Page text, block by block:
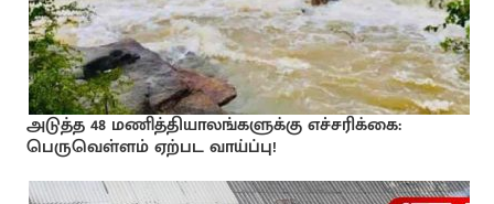
அடுத்த 48 மணித்தியாலங்களுக்கு எச்சரிக்கை:
பெருவெள்ளம் ஏற்பட வாய்ப்பு!